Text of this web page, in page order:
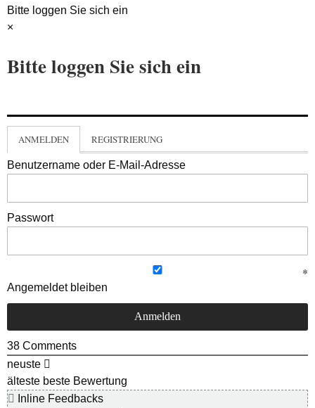
Bitte loggen Sie sich ein
×
Bitte loggen Sie sich ein
ANMELDEN REGISTRIERUNG
Benutzername oder E-Mail-Adresse
Passwort
Angemeldet bleiben
38 Comments
neuste
älteste beste Bewertung
Inline Feedbacks